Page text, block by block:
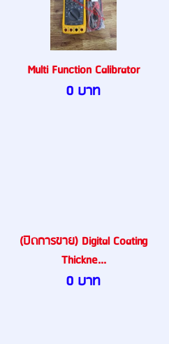
Multi Function Calibrator
0 บาท
(ปิดการขาย) Digital Coating
Thickne...
0 บาท